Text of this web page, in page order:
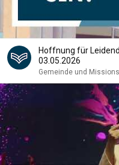
Hoffnung für
03.05.2026
Gemeinde und